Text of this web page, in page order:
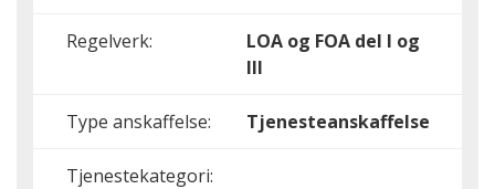
Regelverk:
LOA og FOA del I og
III
Type anskaffelse: Tjenesteanskaffelse
Tjenestekategori: